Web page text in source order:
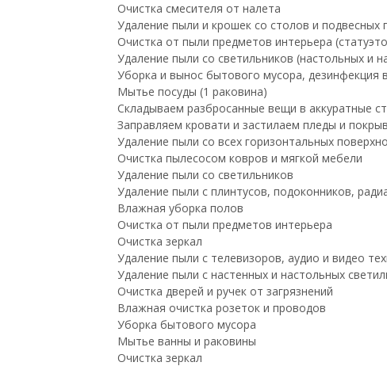
Очистка смесителя от налета
Удаление пыли и крошек со столов и подвесных
Очистка от пыли предметов интерьера
Удаление пыли со светильников (настольных и
Уборка и вынос бытового мусора, дезинфекция
Мытье посуды (1 раковина)
Складываем разбросанные вещи в аккуратные
Заправляем кровати и застилаем пледы и
Удаление пыли со всех горизонтальных
Очистка пылесосом ковров и мягкой мебели
Удаление пыли со светильников
Удаление пыли с плинтусов, подоконников,
Влажная уборка полов
Очистка от пыли предметов интерьера
Очистка зеркал
Удаление пыли с телевизоров, аудио и видео
Удаление пыли с настенных и настольных
Очистка дверей и ручек от загрязнений
Влажная очистка розеток и проводов
Уборка бытового мусора
Мытье ванны и раковины
Очистка зеркал